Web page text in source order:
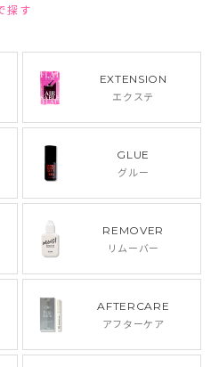
探す
EXTENSION
エクステ
GLUE
グルー
REMOVER
リムーバー
AFTERCARE
アフターケア